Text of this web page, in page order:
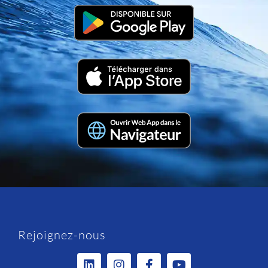
Rejoignez-nous